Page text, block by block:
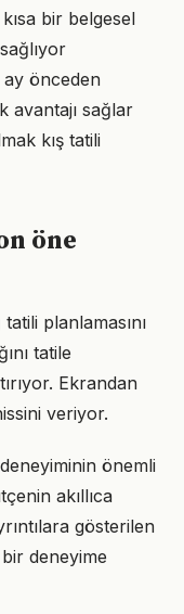
bir belgesel
ay önceden
avantajı sağlar
kış tatili
öne
planlamasını
tatile
Ekrandan
veriyor.
önemli
akıllıca
gösterilen
deneyime